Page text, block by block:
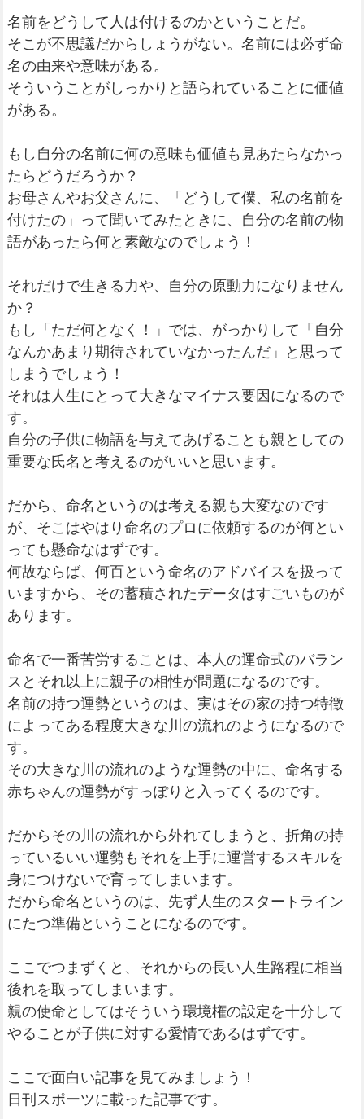
名前をどうして人は付けるのかということだ。
そこが不思議だからしょうがない。名前には必ず命
名の由来や意味がある。
そういうことがしっかりと語られていることに価値
がある。
もし自分の名前に何の意味も価値も見あたらなかっ
たらどうだろうか？
お母さんやお父さんに、「どうして僕、私の名前を
付けたの」って聞いてみたときに、自分の名前の物
語があったら何と素敵なのでしょう！
それだけで生きる力や、自分の原動力になりません
か？
もし「ただ何となく！」では、がっかりして「自分
なんかあまり期待されていなかったんだ」と思って
しまうでしょう！
それは人生にとって大きなマイナス要因になるので
す。
自分の子供に物語を与えてあげることも親としての
重要な氏名と考えるのがいいと思います。
だから、命名というのは考える親も大変なのです
が、そこはやはり命名のプロに依頼するのが何とい
っても懸命なはずです。
何故ならば、何百という命名のアドバイスを扱って
いますから、その蓄積されたデータはすごいものが
あります。
命名で一番苦労することは、本人の運命式のバラン
スとそれ以上に親子の相性が問題になるのです。
名前の持つ運勢というのは、実はその家の持つ特徴
によってある程度大きな川の流れのようになるので
す。
その大きな川の流れのような運勢の中に、命名する
赤ちゃんの運勢がすっぽりと入ってくるのです。
だからその川の流れから外れてしまうと、折角の持
っているいい運勢もそれを上手に運営するスキルを
身につけないで育ってしまいます。
だから命名というのは、先ず人生のスタートライン
にたつ準備ということになるのです。
ここでつまずくと、それからの長い人生路程に相当
後れを取ってしまいます。
親の使命としてはそういう環境権の設定を十分して
やることが子供に対する愛情であるはずです。
ここで面白い記事を見てみましょう！
日刊スポーツに載った記事です。